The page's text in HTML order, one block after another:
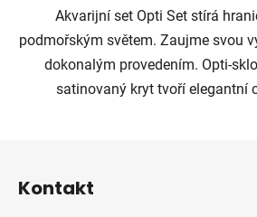
Akvarijní set Opti Set stírá
podmořským světem. Zaujme svou
dokonalým provedením. Opti-
satinovaný kryt tvoří elegantní
Kontakt